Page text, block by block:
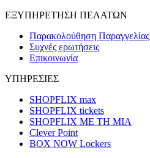
ΕΞΥΠΗΡΕΤΗΣΗ ΠΕΛΑΤΩΝ
Παρακολούθηση Παραγγελίας
Συχνές ερωτήσεις
Επικοινωνία
ΥΠΗΡΕΣΙΕΣ
SHOPFLIX max
SHOPFLIX tickets
SHOPFLIX ΜΕ ΤΗ ΜΙΑ
Clever Point
BOX NOW Lockers